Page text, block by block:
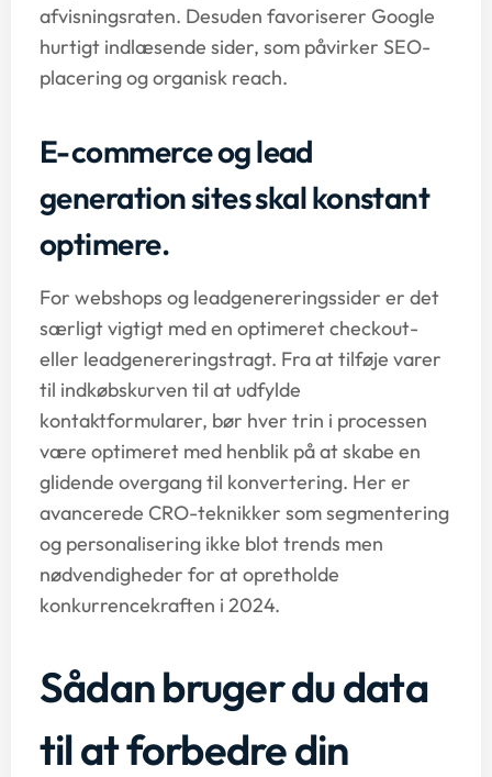
afvisningsraten. Desuden favoriserer Google
hurtigt indlæsende sider, som påvirker SEO-
placering og organisk reach.
E-commerce og lead
generation sites skal konstant
optimere.
For webshops og leadgenereringssider er det
særligt vigtigt med en optimeret checkout-
eller leadgenereringstragt. Fra at tilføje varer
til indkøbskurven til at udfylde
kontaktformularer, bør hver trin i processen
være optimeret med henblik på at skabe en
glidende overgang til konvertering. Her er
avancerede CRO-teknikker som segmentering
og personalisering ikke blot trends men
nødvendigheder for at opretholde
konkurrencekraften i 2024.
Sådan bruger du data
til at forbedre din